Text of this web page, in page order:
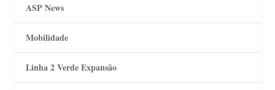
ASP News
Mobilidade
Linha 2 Verde Expansão